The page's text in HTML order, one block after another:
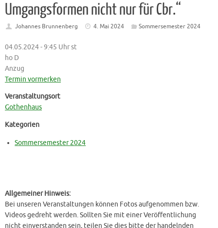
Umgangsformen nicht nur für Cbr.“
Johannes Brunnenberg 4. Mai 2024 Sommersemester 2024
04.05.2024 - 9:45 Uhr st
ho D
Anzug
Termin vormerken
Veranstaltungsort
Gothenhaus
Kategorien
Sommersemester 2024
Allgemeiner Hinweis:
Bei unseren Veranstaltungen können Fotos aufgenommen bzw.
Videos gedreht werden. Sollten Sie mit einer Veröffentlichung
nicht einverstanden sein, teilen Sie dies bitte der handelnden